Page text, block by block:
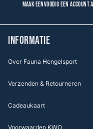
Maak eenvoudig een
INFORMATIE
Over Fauna Hengelsport
Verzenden & Retourneren
Cadeaukaart
Voorwaarden KWO